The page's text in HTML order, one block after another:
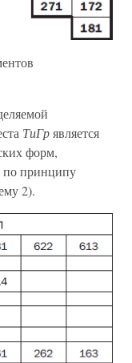
ТиГрявляется
форм,
по принципу
2).